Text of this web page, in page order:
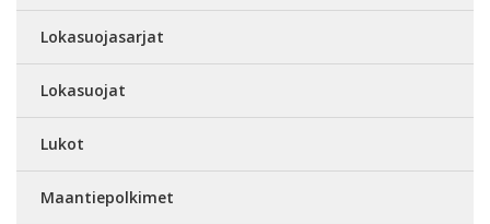
Lokasuojasarjat
Lokasuojat
Lukot
Maantiepolkimet